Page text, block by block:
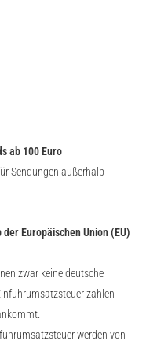
ab 100 Euro
Sendungen außerhalb
Europäischen Union (EU)
zwar keine deutsche
zahlen
werden von